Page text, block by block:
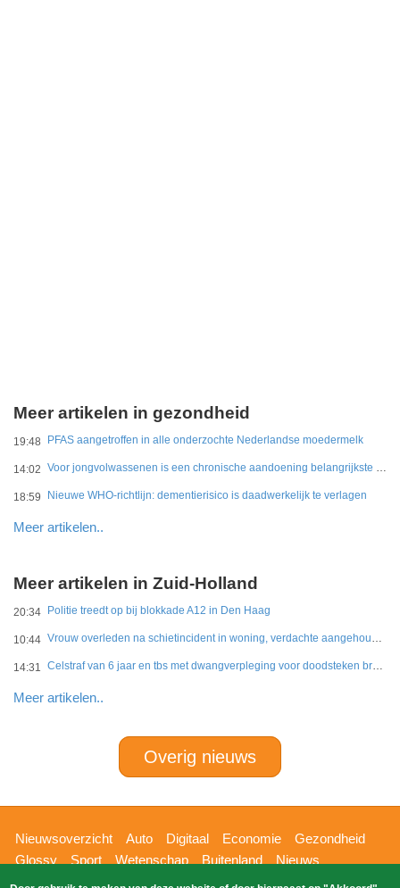
Meer artikelen in gezondheid
19:48 PFAS aangetroffen in alle onderzochte Nederlandse moedermelk
14:02 Voor jongvolwassenen is een chronische aandoening belangrijkste belemmering
18:59 Nieuwe WHO-richtlijn: dementierisico is daadwerkelijk te verlagen
Meer artikelen..
Meer artikelen in Zuid-Holland
20:34 Politie treedt op bij blokkade A12 in Den Haag
10:44 Vrouw overleden na schietincident in woning, verdachte aangehouden
14:31 Celstraf van 6 jaar en tbs met dwangverpleging voor doodsteken broer in Gouda
Meer artikelen..
Overig nieuws
Hoofdnavigatie
Nieuwsoverzicht Auto Digitaal Economie
Gezondheid
Glossy
Sport Wetenschap Buitenland
Nieuws
Bizzpress
Blik op 112 Provincies Weekoverzicht